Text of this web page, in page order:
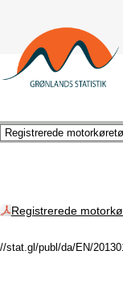
Registrerede
//stat.gl/publ/da/EN/